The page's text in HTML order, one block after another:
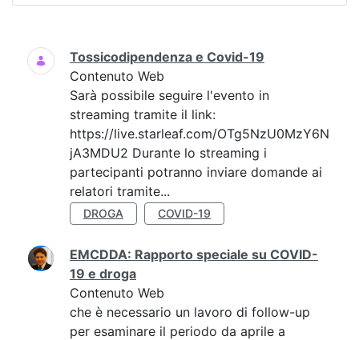
Ricerca
Tossicodipendenza e Covid-19
Contenuto Web
Sarà possibile seguire l'evento in
streaming tramite il link:
https://live.starleaf.com/OTg5NzU0MzY6N
jA3MDU2 Durante lo streaming i
partecipanti potranno inviare domande ai
relatori tramite...
DROGA COVID-19
EMCDDA: Rapporto speciale su COVID-
19 e droga
Contenuto Web
che è necessario un lavoro di follow-up
per esaminare il periodo da aprile a